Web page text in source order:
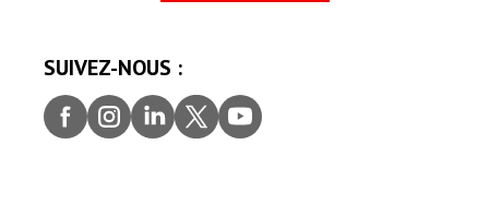
SUIVEZ-NOUS :
Faceb
ook
Insta
gram
Linke
dIn
Twitt
er
youtu
be